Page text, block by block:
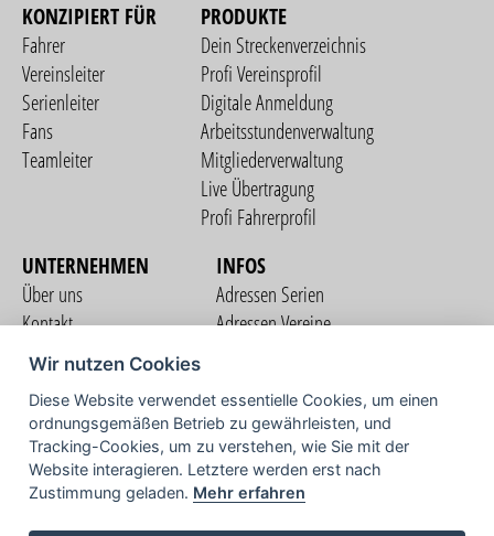
KONZIPIERT FÜR
Fahrer
Vereinsleiter
Serienleiter
Fans
Teamleiter
PRODUKTE
Dein Streckenverzeichnis
Profi Vereinsprofil
Digitale Anmeldung
Arbeitsstundenverwaltung
Mitgliederverwaltung
Live Übertragung
Profi Fahrerprofil
UNTERNEHMEN
Über uns
Kontakt
Nutzungsbedingungen
Datenschutzerklärung
Impressum
INFOS
Adressen Serien
Adressen Vereine
COMMUNITY
TV
Wir nutzen Cookies
Diese Website verwendet essentielle Cookies, um einen
ordnungsgemäßen Betrieb zu gewährleisten, und
Tracking-Cookies, um zu verstehen, wie Sie mit der
Website interagieren. Letztere werden erst nach
Zustimmung geladen. Mehr erfahren